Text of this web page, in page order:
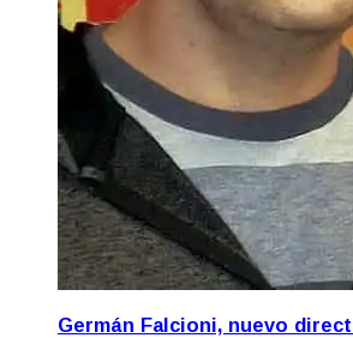
Germán Falcioni, nuevo